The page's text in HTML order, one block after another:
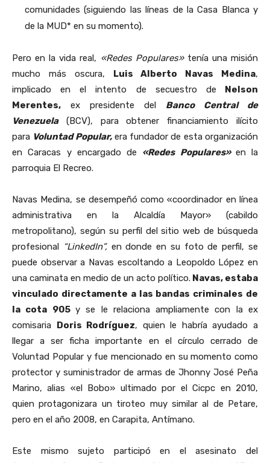
comunidades (siguiendo las líneas de la Casa Blanca y
de la MUD* en su momento).
Pero en la vida real, «Redes Populares»tenía una misión
mucho más oscura, Luis Alberto Navas Medina,
implicado en el intento de secuestro de Nelson
Merentes, ex presidente del Banco Central de
Venezuela(BCV), para obtener financiamiento ilícito
para Voluntad Popular,era fundador de esta organización
en Caracas y encargado de «Redes Populares» en la
parroquia El Recreo.
Navas Medina, se desempeñó como «coordinador en línea
administrativa en la Alcaldía Mayor» (cabildo
metropolitano), según su perfil del sitio web de búsqueda
profesional “LinkedIn”,en donde en su foto de perfil, se
puede observar a Navas escoltando a Leopoldo López en
una caminata en medio de un acto político. Navas, estaba
vinculado directamente a las bandas criminales de
la cota 905 y se le relaciona ampliamente con la ex
comisaria Doris Rodríguez, quien le habría ayudado a
llegar a ser ficha importante en el círculo cerrado de
Voluntad Popular y fue mencionado en su momento como
protector y suministrador de armas de Jhonny José Peña
Marino, alias «el Bobo» ultimado por el Cicpc en 2010,
quien protagonizara un tiroteo muy similar al de Petare,
pero en el año 2008, en Carapita, Antímano.
Este mismo sujeto participó en el asesinato del